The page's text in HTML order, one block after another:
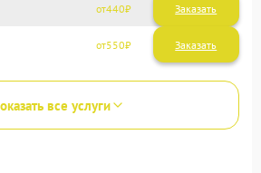
440
550
все услуги